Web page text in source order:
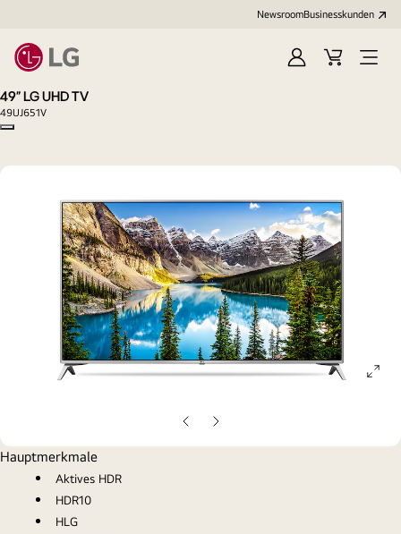
NewsroomBusinesskunden
AnmeldenWarenkorb
Menü
49" LG UHD TV
49UJ651V
Copy model name
Vorherige
Folie
Nächste
Folie
Hauptmerkmale
Aktives HDR
HDR10
HLG